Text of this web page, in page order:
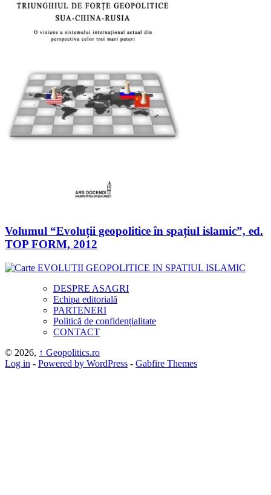
Volumul “Evoluții geopolitice în spațiul islamic”, ed.
TOP FORM, 2012
DESPRE ASAGRI
Echipa editorială
PARTENERI
Politică de confidențialitate
CONTACT
© 2026, ↑ Geopolitics.ro
Log in - Powered by WordPress - Gabfire Themes